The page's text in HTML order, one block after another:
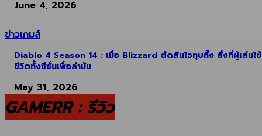
June 4, 2026
ข่าวเกมส์
Diablo 4 Season 14 : เมื่อ Blizzard ตัดสินใจทุบทิ้ง สิ่งที่ผู้เล่นใช้
ชีวิตทั้งซีซั่นเพื่อล่ามัน
May 31, 2026
GAMERR : รีวิว